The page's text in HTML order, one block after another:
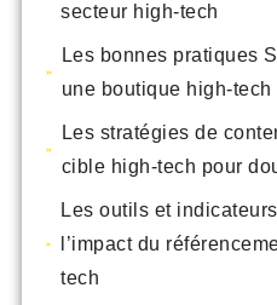
secteur high-tech
Les bonnes pratiques
une boutique high-tech
Les stratégies de
cible high-tech pour
Les outils et
l’impact du
tech